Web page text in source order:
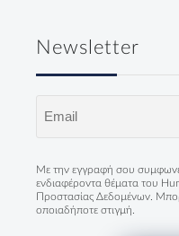
Newsletter
Με την εγγραφή σου
ενδιαφέροντα θέματα του
Προστασίας Δεδομένων .
οποιαδήποτε στιγμή.